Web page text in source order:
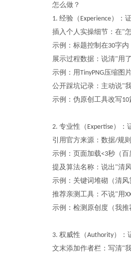
怎么做？
1. 经验（ Experience）：
插入个人实操细节：在"
示例：标题控制在30字内
展示过程数据：说清" 用
示例：用TinyPNG压缩图
公开踩坑记录：主动说"
示例：伪原创工具改写10
2. 专业性（ Expertise）：
引用官方来源：数据/规
示例：页面加载<3秒（百
提及算法名称：说出 "清
示例：关键词堆砌（清风
推荐亲测工具：不说" 用
示例：检测原创度（我
3. 权威性（Authority）：
文末添加作者栏：写清"